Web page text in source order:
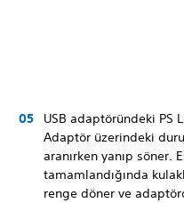
USB adaptöründeki PS
Adaptör üzerindeki
aranırken yanıp söner.
tamamlandığında
renge döner ve